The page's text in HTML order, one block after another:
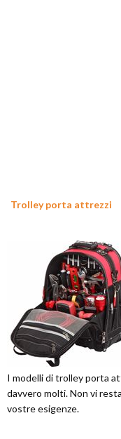
Trolley porta attrezzi
I modelli di trolley porta
davvero molti. Non vi
vostre esigenze.